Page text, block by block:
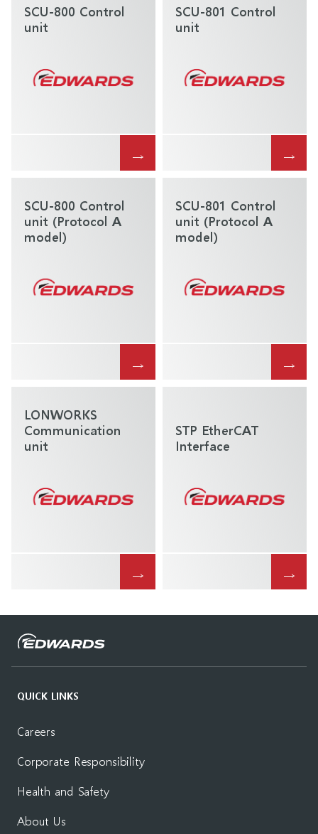
SCU-800 Control
unit
→
SCU-801 Control
unit
→
SCU-800 Control
unit (Protocol A
model)
→
SCU-801 Control
unit (Protocol A
model)
→
LONWORKS
Communication
unit
→
STP EtherCAT
Interface
→
QUICK LINKS
Careers
Corporate Responsibility
Health and Safety
About Us